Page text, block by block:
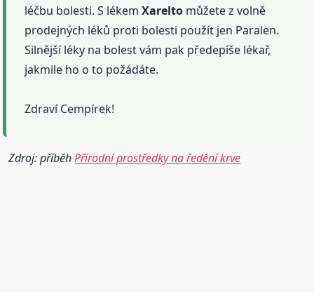
léčbu bolesti. S lékemXarelto můžete z volně
prodejných léků proti bolesti použít jen Paralen.
Silnější léky na bolest vám pak předepíše lékař,
jakmile ho o to požádáte.
Zdraví Cempírek!
Zdroj: příběhPřírodní prostředky na ředění krve